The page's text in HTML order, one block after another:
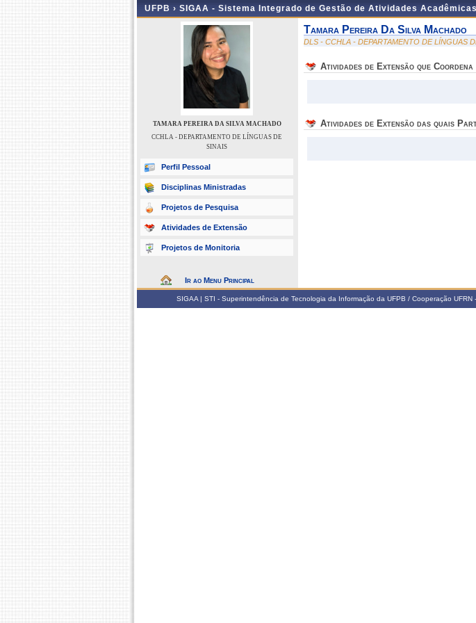
UFPB › SIGAA - Sistema Integrado de Gestão de Atividades Acadêmicas
TAMARA PEREIRA DA SILVA MACHADO
CCHLA - DEPARTAMENTO DE LÍNGUAS DE
SINAIS
Perfil Pessoal
Disciplinas Ministradas
Projetos de Pesquisa
Atividades de Extensão
Projetos de Monitoria
Ir ao Menu Principal
Tamara Pereira Da Silva Machado
DLS - CCHLA - DEPARTAMENTO DE LÍNGUAS
Atividades de Extensão que Coordena
Atividades de Extensão das quais
SIGAA | STI - Superintendência de Tecnologia da Informação da UFPB / Cooperação